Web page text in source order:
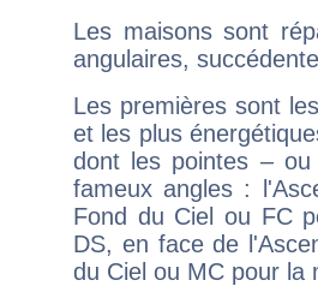
Les maisons sont
angulaires,
Les premières sont
et les plus
dont les pointes –
fameux angles :
Fond du Ciel ou FC
DS, en face de
du Ciel ou MC pour la